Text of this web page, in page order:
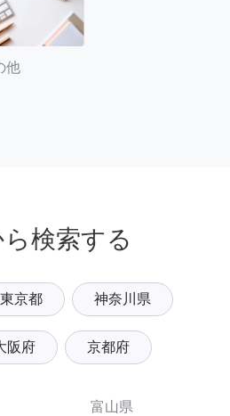
他
検索する
東京都 神奈川県
阪府 京都府
富山県